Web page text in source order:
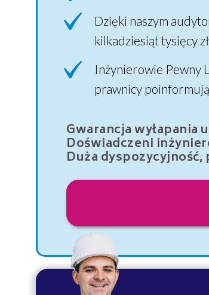
Dzięki naszym
kilkadziesiąt tysięcy
Inżynierowie Pewny
prawnicy
Gwarancja wyłapania
Doświadczeni
Duża dyspozycyjność,